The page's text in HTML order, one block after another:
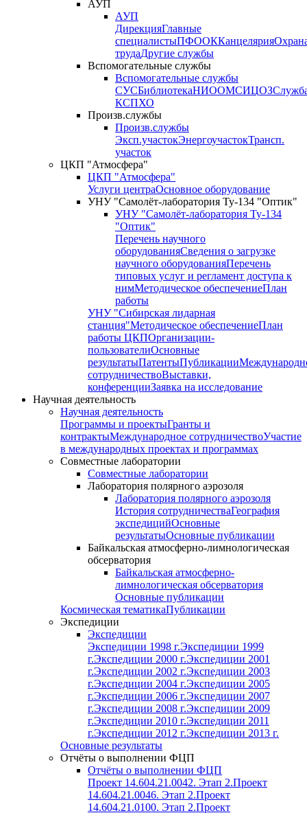
АУП
АУП
ДирекцияГлавные
специалистыПФООККанцелярия
трудаДругие службы
Вспомогательные службы
Вспомогательные службы
СУСБиблиотекаНИООМСИЦОЗ
КСПХО
Произв.службы
Произв.службы
Эксп.участокЭнергоучастокТрансп.
участок
ЦКП "Атмосфера"
ЦКП "Атмосфера"
Услуги центраОсновное оборудование
УНУ "Самолёт-лаборатория Ту-134 "Оптик"
УНУ "Самолёт-лаборатория Ту-134
"Оптик"
Перечень научного
оборудованияСведения о загрузке
научного оборудованияПеречень
типовых услуг и регламент доступа к
нимМетодическое обеспечениеПлан
работы
УНУ "Сибирская лидарная
станция"Методическое обеспечениеПлан
работы ЦКПОрганизации-
пользователиОсновные
результатыПатентыПубликации
сотрудничествоВыставки,
конференцииЗаявка на исследование
Научная деятельность
Научная деятельность
Программы и проектыГранты и
контрактыМеждународное сотрудничествоУчастие
в международных проектах и программах
Совместные лаборатории
Совместные лаборатории
Лаборатория полярного аэрозоля
Лаборатория полярного аэрозоля
История сотрудничестваГеография
экспедицийОсновные
результатыОсновные публикации
Байкальская атмосферно-лимнологическая
обсерватория
Байкальская атмосферно-
лимнологическая обсерватория
Основные публикации
Космическая тематикаПубликации
Экспедиции
Экспедиции
Экспедиции 1998 г.Экспедиции 1999
г.Экспедиции 2000 г.Экспедиции 2001
г.Экспедиции 2002 г.Экспедиции 2003
г.Экспедиции 2004 г.Экспедиции 2005
г.Экспедиции 2006 г.Экспедиции 2007
г.Экспедиции 2008 г.Экспедиции 2009
г.Экспедиции 2010 г.Экспедиции 2011
г.Экспедиции 2012 г.Экспедиции 2013 г.
Основные результаты
Отчёты о выполнении ФЦП
Отчёты о выполнении ФЦП
Проект 14.604.21.0042. Этап 2.Проект
14.604.21.0046. Этап 2.Проект
14.604.21.0100. Этап 2.Проект